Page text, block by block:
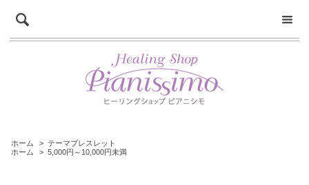
ホーム > テーマブレスレット
ホーム
> 5,000円～10,000円未満